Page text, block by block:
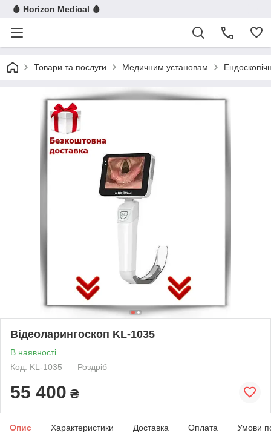
🩸 Horizon Medical 🩸
Товари та послуги Медичним установам
Відеоларингоскоп KL-1035
В наявності
Код: KL-1035
Роздріб
55 400 ₴
Опис Характеристики Доставка Оплата Умови